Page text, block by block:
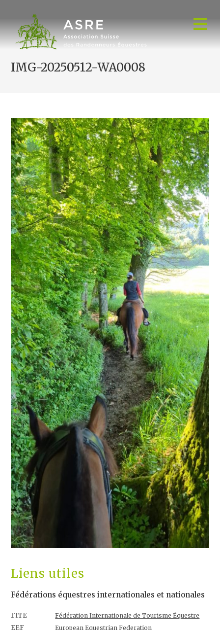
content
IMG-20250512-WA0008
Liens utiles
Fédérations équestres internationales et nationales
FITE Fédération Internationale de Tourisme Équestre
EEF European Equestrian Federation